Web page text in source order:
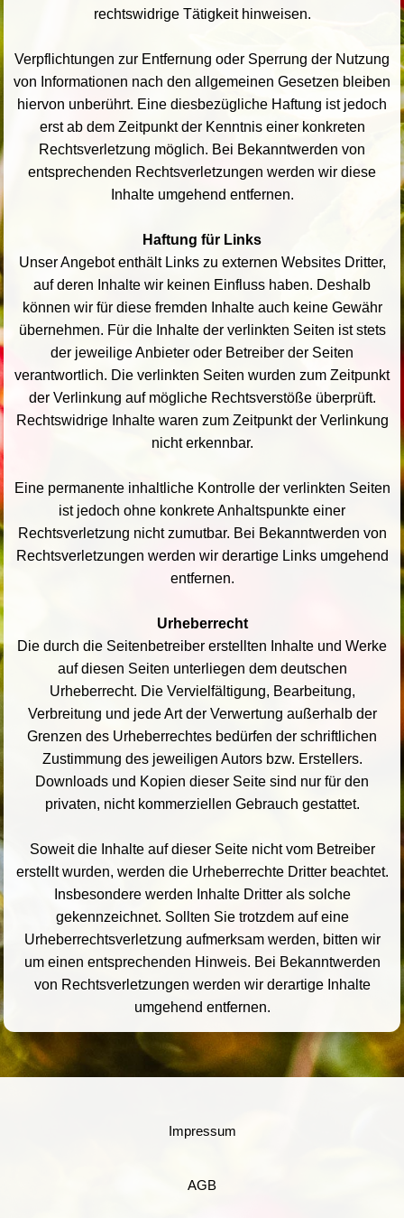
rechtswidrige Tätigkeit hinweisen.
Verpflichtungen zur Entfernung oder Sperrung der Nutzung
von Informationen nach den allgemeinen Gesetzen bleiben
hiervon unberührt. Eine diesbezügliche Haftung ist jedoch
erst ab dem Zeitpunkt der Kenntnis einer konkreten
Rechtsverletzung möglich. Bei Bekanntwerden von
entsprechenden Rechtsverletzungen werden wir diese
Inhalte umgehend entfernen.
Haftung für Links
Unser Angebot enthält Links zu externen Websites Dritter,
auf deren Inhalte wir keinen Einfluss haben. Deshalb
können wir für diese fremden Inhalte auch keine Gewähr
übernehmen. Für die Inhalte der verlinkten Seiten ist stets
der jeweilige Anbieter oder Betreiber der Seiten
verantwortlich. Die verlinkten Seiten wurden zum Zeitpunkt
der Verlinkung auf mögliche Rechtsverstöße überprüft.
Rechtswidrige Inhalte waren zum Zeitpunkt der Verlinkung
nicht erkennbar.
Eine permanente inhaltliche Kontrolle der verlinkten Seiten
ist jedoch ohne konkrete Anhaltspunkte einer
Rechtsverletzung nicht zumutbar. Bei Bekanntwerden von
Rechtsverletzungen werden wir derartige Links umgehend
entfernen.
Urheberrecht
Die durch die Seitenbetreiber erstellten Inhalte und Werke
auf diesen Seiten unterliegen dem deutschen
Urheberrecht. Die Vervielfältigung, Bearbeitung,
Verbreitung und jede Art der Verwertung außerhalb der
Grenzen des Urheberrechtes bedürfen der schriftlichen
Zustimmung des jeweiligen Autors bzw. Erstellers.
Downloads und Kopien dieser Seite sind nur für den
privaten, nicht kommerziellen Gebrauch gestattet.
Soweit die Inhalte auf dieser Seite nicht vom Betreiber
erstellt wurden, werden die Urheberrechte Dritter beachtet.
Insbesondere werden Inhalte Dritter als solche
gekennzeichnet. Sollten Sie trotzdem auf eine
Urheberrechtsverletzung aufmerksam werden, bitten wir
um einen entsprechenden Hinweis. Bei Bekanntwerden
von Rechtsverletzungen werden wir derartige Inhalte
umgehend entfernen.
Impressum
AGB